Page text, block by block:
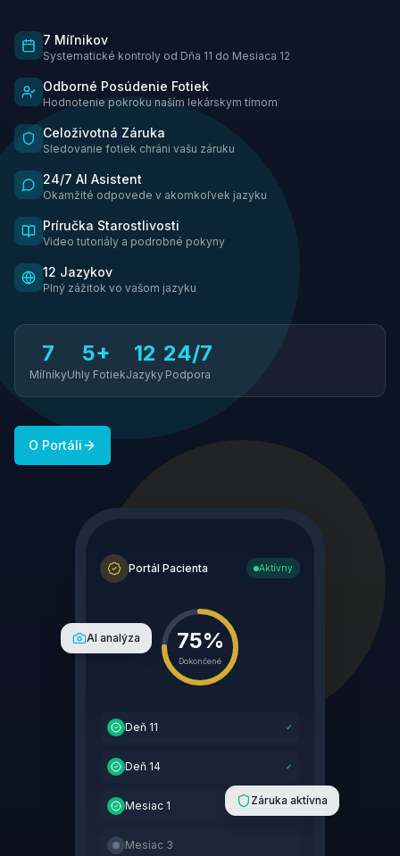
Portál Pacienta Aktívny
75%
Dokončené
Deň 11 ✓
Deň 14 ✓
Mesiac 1 ✓
Mesiac 3
AI analýza
Záruka aktívna
7 Míľnikov
Systematické kontroly od Dňa 11 do Mesiaca 12
Odborné Posúdenie Fotiek
Hodnotenie pokroku naším lekárskym tímom
Celoživotná Záruka
Sledovanie fotiek chráni vašu záruku
24/7 AI Asistent
Okamžité odpovede v akomkoľvek jazyku
Príručka Starostlivosti
Video tutoriály a podrobné pokyny
12 Jazykov
Plný zážitok vo vašom jazyku
7
Míľníky
5+
Uhly Fotiek
12
Jazyky
24/7
Podpora
O Portáli